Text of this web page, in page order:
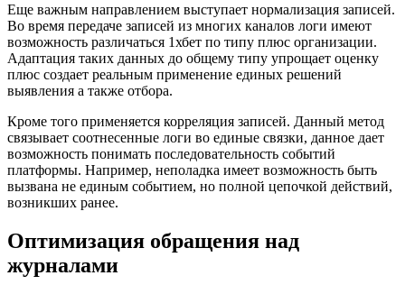
Еще важным направлением выступает нормализация записей.
Во время передаче записей из многих каналов логи имеют
возможность различаться 1хбет по типу плюс организации.
Адаптация таких данных до общему типу упрощает оценку
плюс создает реальным применение единых решений
выявления а также отбора.
Кроме того применяется корреляция записей. Данный метод
связывает соотнесенные логи во единые связки, данное дает
возможность понимать последовательность событий
платформы. Например, неполадка имеет возможность быть
вызвана не единым событием, но полной цепочкой действий,
возникших ранее.
Оптимизация обращения над
журналами